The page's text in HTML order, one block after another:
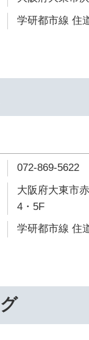
学研都市線 住
072-869-5622
大阪府大東市
4・5F
学研都市線 住